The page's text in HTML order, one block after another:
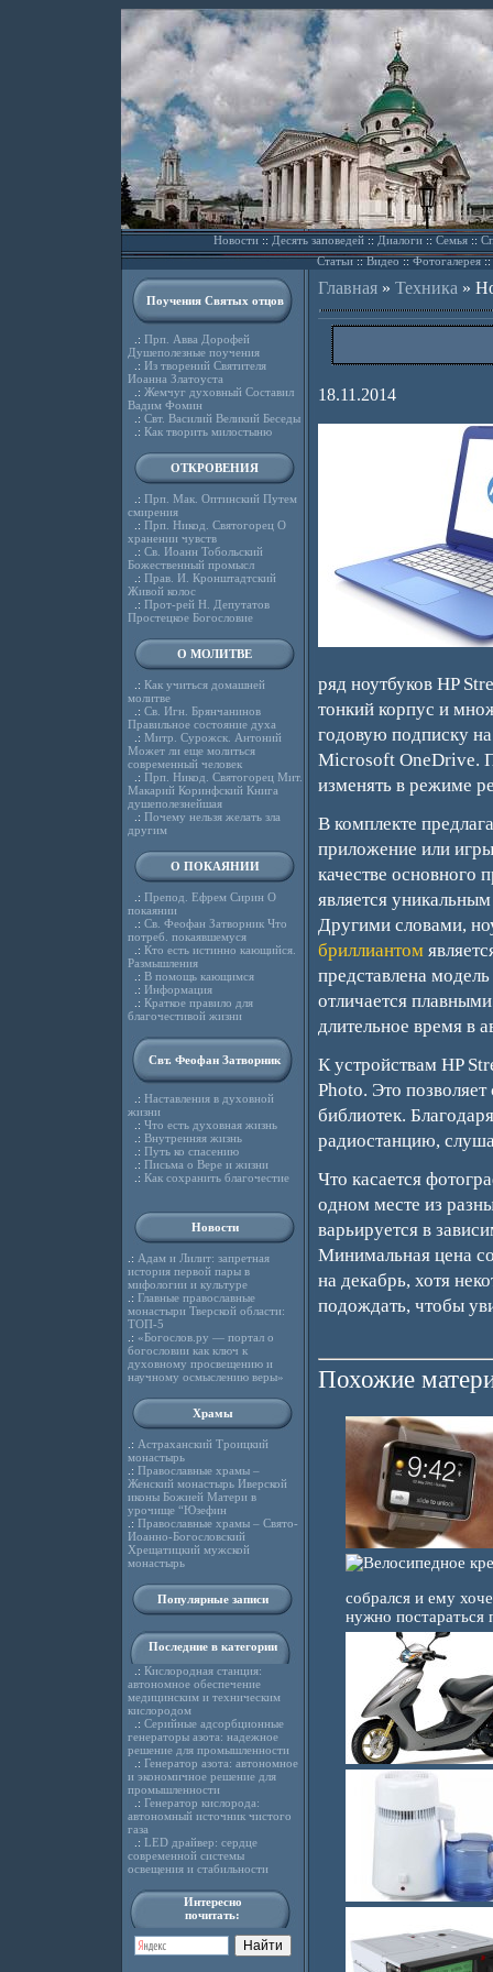
Новости::Десять заповедей::Диалоги::Семья::
Статьи::Видео ::Фотогалерея::
Поучения Святых отцов
.: Прп. Авва Дорофей
Душеполезные поучения
.: Из творений Святителя
Иоанна Златоуста
.: Жемчуг духовный Составил
Вадим Фомин
.: Свт. Василий Великий Беседы
.: Как творить милостыню
ОТКРОВЕНИЯ
.: Прп. Мак. Оптинский Путем
смирения
.: Прп. Никод. Святогорец О
хранении чувств
.: Св. Иоанн Тобольский
Божественный промысл
.: Прав. И. Кронштадтский
Живой колос
.: Прот-рей Н. Депутатов
Простецкое Богословие
О МОЛИТВЕ
.: Как учиться домашней
молитве
.: Св. Игн. Брянчанинов
Правильное состояние духа
.: Митр. Сурожск. Антоний
Может ли еще молиться
современный человек
.: Прп. Никод. Святогорец Мит.
Макарий Коринфский Книга
душеполезнейшая
.: Почему нельзя желать зла
другим
О ПОКАЯНИИ
.: Препод. Ефрем Сирин О
покаянии
.: Св. Феофан Затворник Что
потреб. покаявшемуся
.: Кто есть истинно кающийся.
Размышления
.: В помощь кающимся
.: Информация
.: Краткое правило для
благочестивой жизни
Свт. Феофан Затворник
.: Наставления в духовной
жизни
.: Что есть духовная жизнь
.: Внутренняя жизнь
.: Путь ко спасению
.: Письма о Вере и жизни
.: Как сохранить благочестие
Новости
.: Адам и Лилит: запретная
история первой пары в
мифологии и культуре
.: Главные православные
монастыри Тверской области:
ТОП-5
.: «Богослов.ру — портал о
богословии как ключ к
духовному просвещению и
научному осмыслению веры»
Храмы
.: Астраханский Троицкий
монастырь
.: Православные храмы –
Женский монастырь Иверской
иконы Божией Матери в
урочище “Юзефин
.: Православные храмы – Свято-
Иоанно-Богословский
Хрещатицкий мужской
монастырь
Популярные записи
Последние в категории
.: Кислородная станция:
автономное обеспечение
медицинским и техническим
кислородом
.: Серийные адсорбционные
генераторы азота: надежное
решение для промышленности
.: Генератор азота: автономное
и экономичное решение для
промышленности
.: Генератор кислорода:
автономный источник чистого
газа
.: LED драйвер: сердце
современной системы
освещения и стабильности
Интересно
почитать:
Главная» Техника »
18.11.2014
ряд ноутбуков HP
тонкий корпус и
годовую подписку
Microsoft OneDrive.
изменять в режиме
В комплекте
приложение или
качестве основного
является
Другими словами,
бриллиантом
представлена
отличается
длительное время в
К устройствам HP
Photo. Это
библиотек.
радиостанцию,
Что касается
одном месте из
варьируется в
Минимальная цена
на декабрь, хотя
подождать, чтобы
Похожие
собрался и ему
нужно постараться